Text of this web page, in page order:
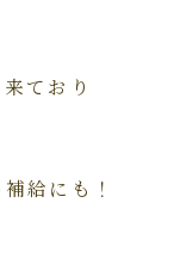
ており
給にも！